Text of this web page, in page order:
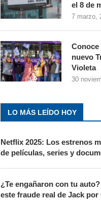
el 8 de
7 marzo,
Conoce
nuevo
Violeta
30
LO MÁS LEÍDO HOY
Netflix 2025: Los estrenos
de películas, series y
¿Te engañaron con tu
este fraude real de Jack por